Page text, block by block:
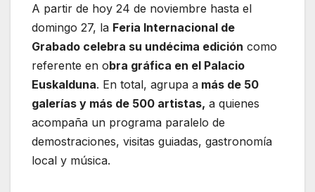
A partir de hoy 24 de noviembre hasta el
domingo 27, la Feria Internacional de
Grabado celebra su undécima edición como
referente en obra gráfica en el Palacio
Euskalduna. En total, agrupa a más de 50
galerías y más de 500 artistas, a quienes
acompaña un programa paralelo de
demostraciones, visitas guiadas, gastronomía
local y música.